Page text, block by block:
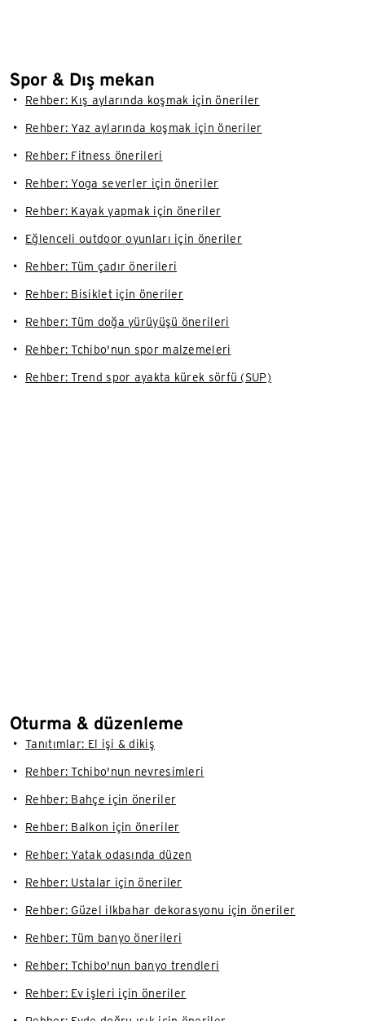
Spor & Dış mekan
Rehber: Kış aylarında koşmak için öneriler
Rehber: Yaz aylarında koşmak için öneriler
Rehber: Fitness önerileri
Rehber: Yoga severler için öneriler
Rehber: Kayak yapmak için öneriler
Eğlenceli outdoor oyunları için öneriler
Rehber: Tüm çadır önerileri
Rehber: Bisiklet için öneriler
Rehber: Tüm doğa yürüyüşü önerileri
Rehber: Tchibo'nun spor malzemeleri
Rehber: Trend spor ayakta kürek sörfü (SUP)
Oturma & düzenleme
Tanıtımlar: El işi & dikiş
Rehber: Tchibo'nun nevresimleri
Rehber: Bahçe için öneriler
Rehber: Balkon için öneriler
Rehber: Yatak odasında düzen
Rehber: Ustalar için öneriler
Rehber: Güzel ilkbahar dekorasyonu için öneriler
Rehber: Tüm banyo önerileri
Rehber: Tchibo'nun banyo trendleri
Rehber: Ev işleri için öneriler